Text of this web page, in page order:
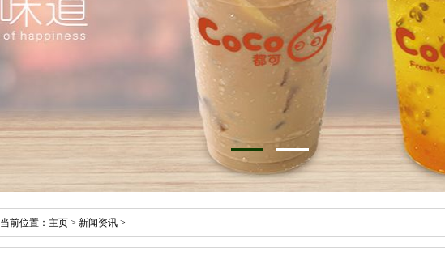
当前位置： 主页 > 新闻资讯 >